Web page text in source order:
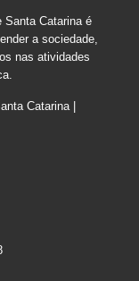
Santa Catarina é
a sociedade,
nas atividades
Catarina |